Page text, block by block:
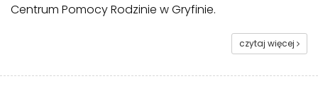
Centrum Pomocy Rodzinie w Gryfinie.
czytaj więcej